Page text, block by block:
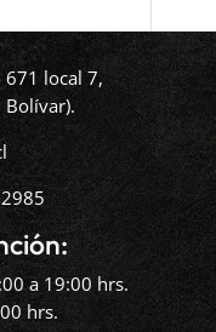
local 7,
Bolívar).
a 19:00 hrs.
hrs.